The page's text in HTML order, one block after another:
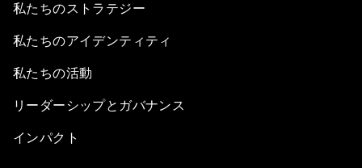
私たちのストラテジー
私たちのアイデンティティ
私たちの活動
リーダーシップとガバナンス
インパクト